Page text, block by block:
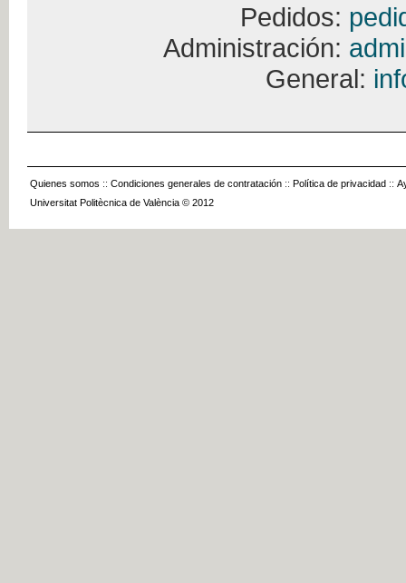
Pedidos:
Administración:
General:
Quienes somos :: Condiciones generales de contratación :: Política de privacidad ::
Universitat Politècnica de València © 2012